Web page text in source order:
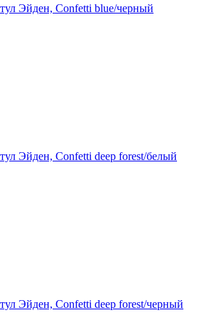
Эйден, Confetti blue/черный
Эйден, Confetti deep forest/белый
Эйден, Confetti deep forest/черный